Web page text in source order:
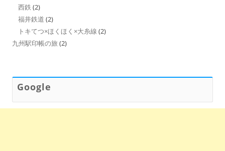
西鉄 (2)
福井鉄道 (2)
トキてつ×ほくほく×大糸線 (2)
九州駅印帳の旅 (2)
Google